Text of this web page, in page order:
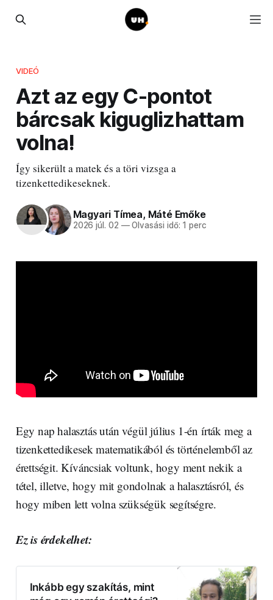
VIDEÓ
Azt az egy C-pontot
bárcsak kiguglizhattam
volna!
Így sikerült a matek és a töri vizsga a
tizenkettedikeseknek.
Magyari Tímea, Máté Emőke
2026 júl. 02 —Olvasási idő: 1 perc
Egy nap halasztás után végül július 1-én írták meg a
tizenkettedikesek matematikából és történelemből az
érettségit. Kíváncsiak voltunk, hogy ment nekik a
tétel, illetve, hogy mit gondolnak a halasztásról, és
hogy miben lett volna szükségük segítségre.
Ez is érdekelhet:
Inkább egy szakítás, mint